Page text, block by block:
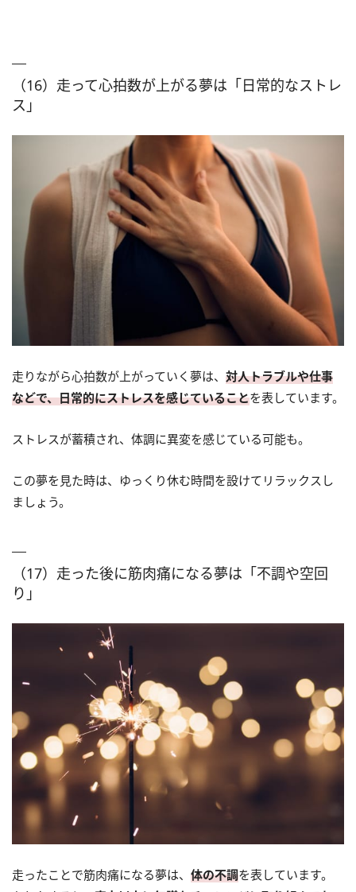
（16）走って心拍数が上がる夢は「日常的なストレ
ス」
走りながら心拍数が上がっていく夢は、 対人トラブルや仕事
などで、日常的にストレスを感じていることを表しています。
ストレスが蓄積され、体調に異変を感じている可能も。
この夢を見た時は、ゆっくり休む時間を設けてリラックスし
ましょう。
（17）走った後に筋肉痛になる夢は「不調や空回
り」
走ったことで筋肉痛になる夢は、 体の不調を表しています。